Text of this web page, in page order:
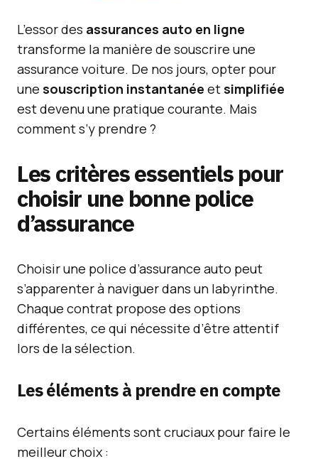
L’essor des assurances auto en ligne
transforme la manière de souscrire une
assurance voiture. De nos jours, opter pour
une souscription instantanée et simplifiée
est devenu une pratique courante. Mais
comment s’y prendre ?
Les critères essentiels pour
choisir une bonne police
d’assurance
Choisir une police d’assurance auto peut
s’apparenter à naviguer dans un labyrinthe.
Chaque contrat propose des options
différentes, ce qui nécessite d’être attentif
lors de la sélection.
Les éléments à prendre en compte
Certains éléments sont cruciaux pour faire le
meilleur choix :